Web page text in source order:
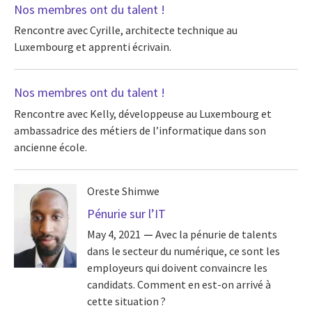
Nos membres ont du talent !
Rencontre avec Cyrille, architecte technique au
Luxembourg et apprenti écrivain.
Nos membres ont du talent !
Rencontre avec Kelly, développeuse au Luxembourg et
ambassadrice des métiers de l’informatique dans son
ancienne école.
Oreste Shimwe
Pénurie sur l’IT
May 4, 2021
Avec la pénurie de talents
dans le secteur du numérique, ce sont les
employeurs qui doivent convaincre les
candidats. Comment en est-on arrivé à
cette situation ?